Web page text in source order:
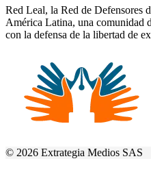
Red Leal, la Red de Defensores
América Latina, una comunidad
con la defensa de la libertad de
© 2026 Extrategia Medios SAS